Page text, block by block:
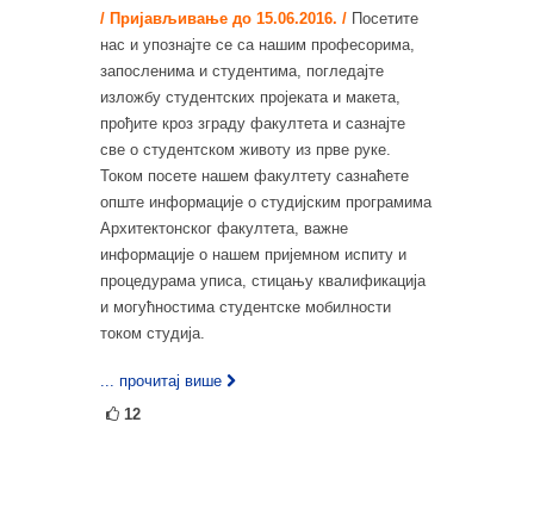
/ Пријављивање до 15.06.2016. / Посетите
нас и упознајте се са нашим професорима,
запосленима и студентима, погледајте
изложбу студентских пројеката и макета,
прођите кроз зграду факултета и сазнајте
све о студентском животу из прве руке.
Током посете нашем факултету сазнаћете
опште информације о студијским програмима
Архитектонског факултета, важне
информације о нашем пријемном испиту и
процедурама уписа, стицању квалификација
и могућностима студентске мобилности
током студија.
... прочитај више
12